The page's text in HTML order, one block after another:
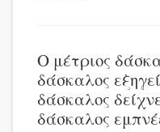
Ο μέτριος
δάσκαλος
δάσκαλος
δάσκαλος